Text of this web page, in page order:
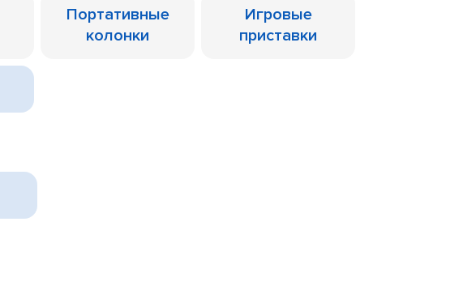
Портативные
колонки
Игровые
приставки